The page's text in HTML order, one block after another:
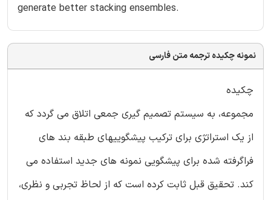
generate better stacking ensembles.
نمونه چکیده ترجمه متن فارسی
چکیده
مجموعه، به سیستم تصمیم گیری جمعی اتلاق می گردد که
از یک استراتژی برای ترکیب پیشگوییهای طبقه بند های
فراگرفته شده برای پیشگویی نمونه های جدید استفاده می
کند. تحقیق قبل ثابت کرده است که از لحاظ تجربی و نظری،